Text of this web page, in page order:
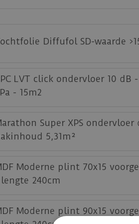
hier het testrapport.
hoe deze nieuwe vloer eruit ziet
Diffufol SD-waarde
LVT click ondervloer 10 dB
- 15m2
Super XPS
5,31m²
Moderne plint 70x15
240cm
Moderne plint 90x15